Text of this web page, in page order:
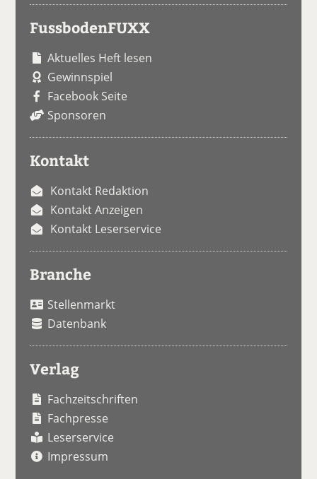
FussbodenFUXX
Aktuelles Heft lesen
Gewinnspiel
Facebook Seite
Sponsoren
Kontakt
Kontakt Redaktion
Kontakt Anzeigen
Kontakt Leserservice
Branche
Stellenmarkt
Datenbank
Verlag
Fachzeitschriften
Fachpresse
Leserservice
Impressum